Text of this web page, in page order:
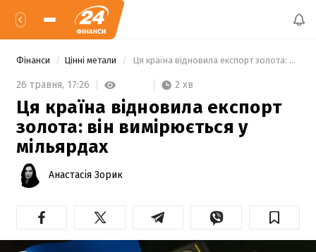
Фінанси Цінні метали Ця країна відновила експорт золота: він вимірюється у мільярдах
26 травня, 17:26 2 хв
Ця країна відновила експорт
золота: він вимірюється у
мільярдах
Анастасія Зорик